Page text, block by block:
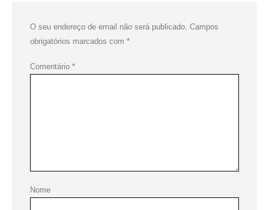
O seu endereço de email não será publicado. Campos
obrigatórios marcados com *
Comentário *
Nome